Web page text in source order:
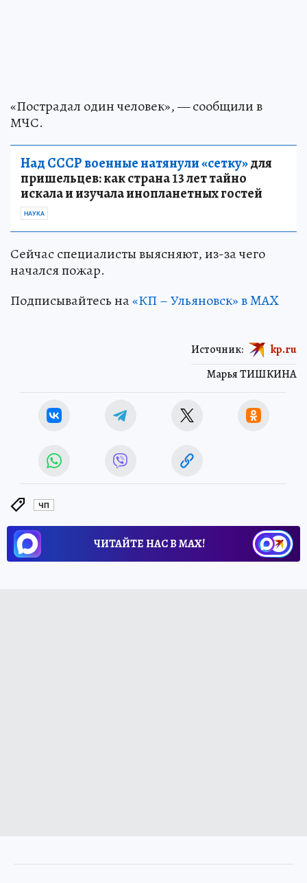
«Пострадал один человек», — сообщили в
МЧС.
Над СССР военные натянули «сетку»для
пришельцев: как страна 13 лет тайно
искала и изучала инопланетных гостей
НАУКА
Сейчас специалисты выясняют, из-за чего
начался пожар.
Подписывайтесь на«КП – Ульяновск» в MAX
Марья ТИШКИНА
Источник: kp.ru
ЧП
ЧИТАЙТЕ НАС В МАХ!